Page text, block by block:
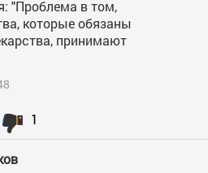
"Проблема в том,
которые обязаны
принимают
1